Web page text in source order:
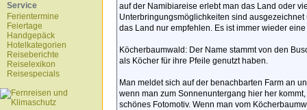
Service
Ferientermine
Feiertage
Handgepäck
Hotelkategorien
Reiseberichte
Reiselexikon
Reisespecials
auf der Namibiareise erlebt man das Land oder
Unterbringungsmöglichkeiten sind
das Land nur empfehlen. Es ist immer wieder
Köcherbaumwald: Der Name stammt von den
als Köcher für ihre Pfeile genutzt haben.
Man meldet sich auf der benachbarten Farm an
wenn man zum Sonnenuntergang hier her
schönes Fotomotiv. Wenn man vom